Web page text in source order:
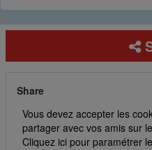
Share
Vous devez accepter les
partager avec vos amis sur
Cliquez ici pour paramétrer